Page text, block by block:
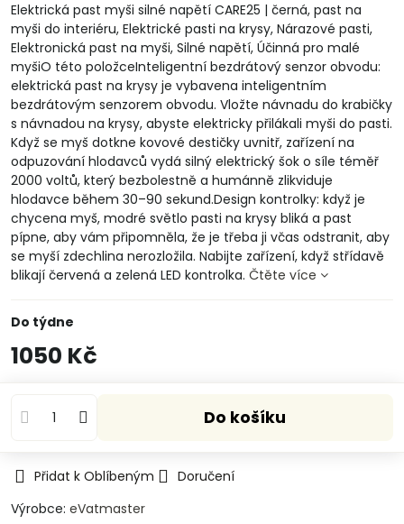
Elektrická past myši silné napětí CARE25 | černá, past na
myši do interiéru, Elektrické pasti na krysy, Nárazové pasti,
Elektronická past na myši, Silné napětí, Účinná pro malé
myšiO této položceInteligentní bezdrátový senzor obvodu:
elektrická past na krysy je vybavena inteligentním
bezdrátovým senzorem obvodu. Vložte návnadu do krabičky
s návnadou na krysy, abyste elektricky přilákali myši do pasti.
Když se myš dotkne kovové destičky uvnitř, zařízení na
odpuzování hlodavců vydá silný elektrický šok o síle téměř
2000 voltů, který bezbolestně a humánně zlikviduje
hlodavce během 30–90 sekund.Design kontrolky: když je
chycena myš, modré světlo pasti na krysy bliká a past
pípne, aby vám připomněla, že je třeba ji včas odstranit, aby
se myší zdechlina nerozložila. Nabijte zařízení, když střídavě
blikají červená a zelená LED kontrolka. Čtěte více
Do týdne
1050 Kč
Do košíku
Přidat k Oblíbeným
Doručení
Výrobce: eVatmaster